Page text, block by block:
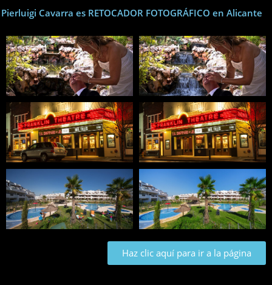
Pierluigi Cavarra es RETOCADOR FOTOGRÁFICO en Alicante
Haz clic aquí para ir a la página